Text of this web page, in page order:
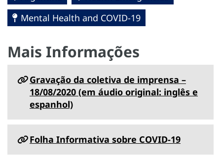
Mental Health and COVID-19
Mais Informações
Gravação da coletiva de imprensa –
18/08/2020 (em áudio original: inglês e
espanhol)
Folha Informativa sobre COVID-19